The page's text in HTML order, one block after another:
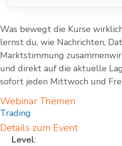
Was bewegt die Kurse
lernst du, wie Nachrichten,
Marktstimmung
und direkt auf die aktuelle
sofort jeden Mittwoch und
Webinar Themen
Trading
Details zum Event
Level: